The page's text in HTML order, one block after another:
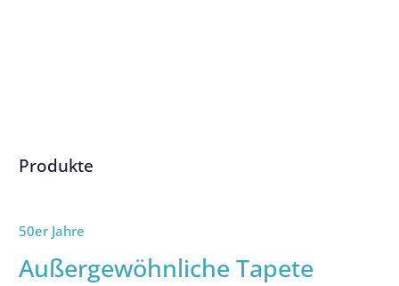
Produkte
50er Jahre
Außergewöhnliche Tapete